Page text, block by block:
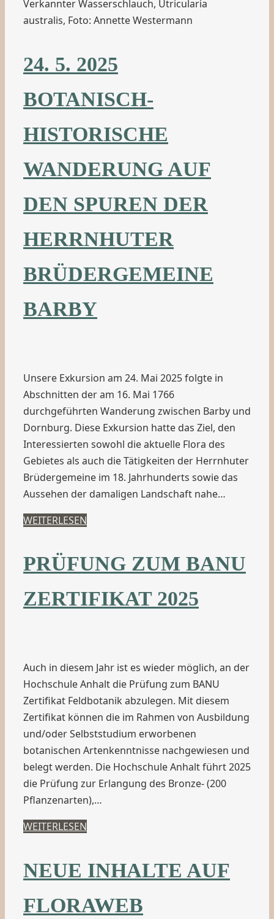
Verkannter Wasserschlauch, Utricularia
australis, Foto: Annette Westermann
24. 5. 2025
BOTANISCH-
HISTORISCHE
WANDERUNG AUF
DEN SPUREN DER
HERRNHUTER
BRÜDERGEMEINE
BARBY
Unsere Exkursion am 24. Mai 2025 folgte in
Abschnitten der am 16. Mai 1766
durchgeführten Wanderung zwischen Barby und
Dornburg. Diese Exkursion hatte das Ziel, den
Interessierten sowohl die aktuelle Flora des
Gebietes als auch die Tätigkeiten der Herrnhuter
Brüdergemeine im 18. Jahrhunderts sowie das
Aussehen der damaligen Landschaft nahe…
WEITERLESEN
PRÜFUNG ZUM BANU
ZERTIFIKAT 2025
Auch in diesem Jahr ist es wieder möglich, an der
Hochschule Anhalt die Prüfung zum BANU
Zertifikat Feldbotanik abzulegen. Mit diesem
Zertifikat können die im Rahmen von Ausbildung
und/oder Selbststudium erworbenen
botanischen Artenkenntnisse nachgewiesen und
belegt werden. Die Hochschule Anhalt führt 2025
die Prüfung zur Erlangung des Bronze- (200
Pflanzenarten),…
WEITERLESEN
NEUE INHALTE AUF
FLORAWEB